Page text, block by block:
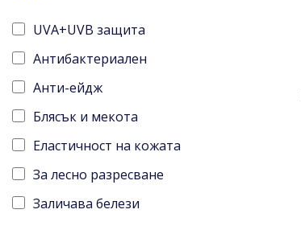
Пигментирана кожа
С несъвършенства
Комбинирана
Акнетична
Нетолерантна
Чувствителен скалп
Сърбящ скалп
UVA+UVB защита
Антибактериален
Анти-ейдж
Блясък и мекота
Еластичност на кожата
За лесно разресване
Заличава белези